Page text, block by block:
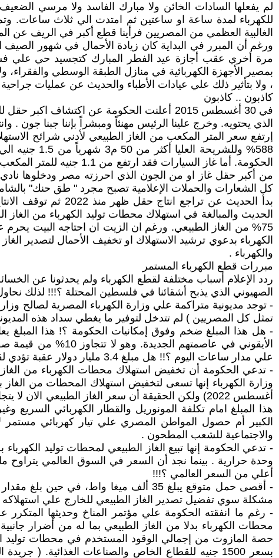
لم يفعلها السادات الخائن ولا مبارك الفاسد ولا مرسي
للكهرباء لمدة ساعة او ساعتين ثم امتدت الي ثلاث ساعات. وتم
الغالبية العظمي من المصريين فرأينا قطع أكبر في الريف عن
ورغم أن المبرر في البداية كان زيادة الأحمال في شهور الصيف
مرة أخري عقب أجازة عيد الفطر المبارك كتجسيد حي علي
بمصير الأجهزة الكهربائية في منازل الطبقة الوسطي والفقراء،
، ولا بتأثير ذلك علي عيادات الأطباء والحديث عن عمليات
كاذبون .. كاذبون
في 30 أغسطس 2015 أعلنت الحكومة عن
الذي يحتويه. وخرج علينا الرئيس مهنئاً ومبشراً بإننا جبنا
من أكبر حقل غاز او من الجون الذي احرزته مصر ودخلوها
كل الشعارات والحملات الإعلامية تصبح مجرد " طق حنك"
بدأ الحديث عن
الكهرباء بدعوي ترشيد الاستهلاك او تخفيف الأحمال لتصدير
والكهرباء .
مبررات قطع الكهرباء المستمر
ردد الإعلام أسباب مختلفة لقطع الكهرباء ولم يحدثونا عن
الصهيوني الذي يذبح أشقائنا في فلسطين المحتلة ؟!!! لذلك
تمثل كل المصريين ) لم تتدخل لتوفير ما يغطي سداد هذه
الأيقوني في
علي مدار ساعات اليوم ؟!! هل مبلغ 3.4 مليار دولار عقبة تؤدي لقطع الكهرباء وتعطيل مصالح البلاد والعباد وخراب بيوت الناس ؟!!
هذا المبلغ امام تكلفة المونوريل والقطار الكهربائي
الكبير أم حصول المواطن المصري علي تيار كهربائي
والاجتماعية للشعب المطحون .
أعلي من السعر العالمي ؟!!!
مشكلة سوي تفضيل تصدير الغاز الطبيعي للخارج علي
- رغم ما انفقته الحكومة علي مؤتمر المناخ وحديثها
محطات الكهرباء بدلا من الغاز الطبيعي بما له من أضرار